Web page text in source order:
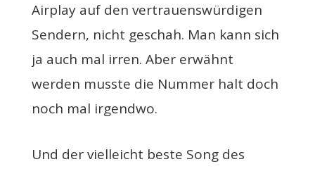
Airplay auf den vertrauenswürdigen
Sendern, nicht geschah. Man kann sich
ja auch mal irren. Aber erwähnt
werden musste die Nummer halt doch
noch mal irgendwo.
Und der vielleicht beste Song des